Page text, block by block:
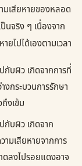
มเสียหายของหลอด
จริง ๆ เนื่องจาก
ไปได้เองตามเวลา
กับผิว เกิดจากการที่
งกระบวนการรักษา
งเข้ม
กับผิว เกิดจาก
มเสียหายจากการ
ลงไปรอยแดงอาจ